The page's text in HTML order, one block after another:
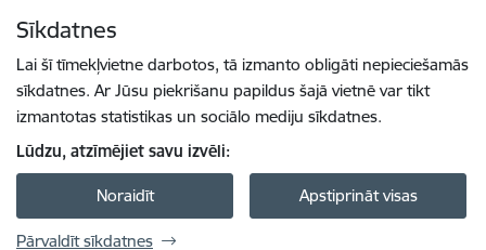
Sīkdatnes
Lai šī tīmekļvietne darbotos, tā izmanto obligāti nepieciešamās
sīkdatnes. Ar Jūsu piekrišanu papildus šajā vietnē var tikt
izmantotas statistikas un sociālo mediju sīkdatnes.
Lūdzu, atzīmējiet savu izvēli:
Noraidīt Apstiprināt visas
Pārvaldīt sīkdatnes